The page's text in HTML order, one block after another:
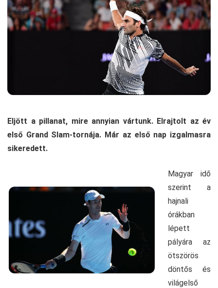
Eljött a pillanat, mire annyian vártunk. Elrajtolt az év
első Grand Slam-tornája. Már az első nap izgalmasra
sikeredett.
Magyar idő
szerint a
hajnali
órákban
lépett
pályára az
ötszörös
döntős és
világelső